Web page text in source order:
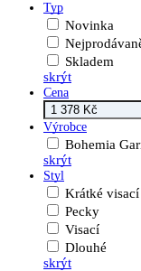
Typ
Novinka
Skladem
skrýt
Cena
Výrobce
Bohemia
skrýt
Styl
Krátké visací
Pecky
Visací
Dlouhé
skrýt